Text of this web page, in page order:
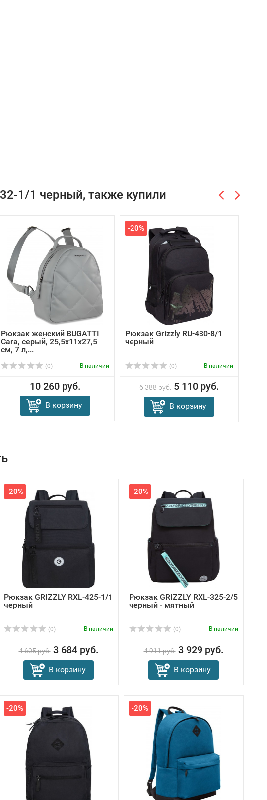
1/1 черный, также купили
Рюкзак женский BUGATTI
Cara, серый, 25,5х11х27,5
см, 7 л,...
(0) В наличии
10 260 руб.
В корзину
-20%
Рюкзак Grizzly RU-430-8/1
черный
(0) В наличии
6 388 руб. 5 110 руб.
В корзину
-20%
Рюкзак GRIZZLY RXL-425-1/1
черный
(0) В наличии
4 605 руб. 3 684 руб.
В корзину
-20%
Рюкзак GRIZZLY RXL-325-2/5
черный - мятный
(0) В наличии
4 911 руб. 3 929 руб.
В корзину
-20% -20%